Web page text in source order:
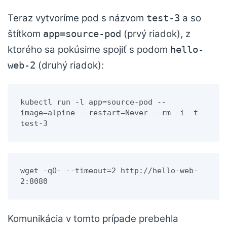
Teraz vytvoríme pod s názvom test-3 a so
štítkom app=source-pod (prvý riadok), z
ktorého sa pokúsime spojiť s podom hello-
web-2 (druhý riadok):
kubectl run -l app=source-pod --
image=alpine --restart=Never --rm -i -t
test-3
wget -qO- --timeout=2 http://hello-web-
2:8080
Komunikácia v tomto prípade prebehla